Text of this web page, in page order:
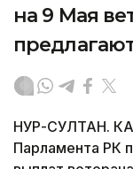
на 9 Мая
НУР-СУЛТАН.
Парламента РК